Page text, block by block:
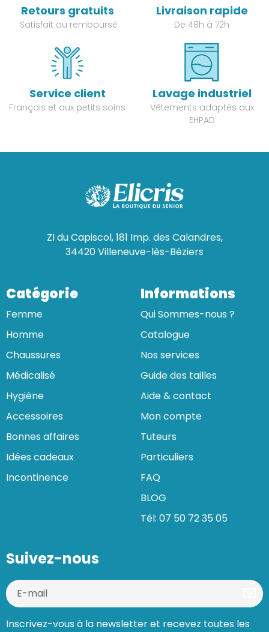
Retours gratuits
Satisfait ou remboursé
Livraison rapide
De 48h à 72h
Service client
Français et aux petits soins
Lavage industriel
Vêtements adaptés aux
EHPAD
ZI du Capiscol, 181 Imp. des Calandres,
34420 Villeneuve-lès-Béziers
Catégorie
Femme
Homme
Chaussures
Médicalisé
Hygiène
Accessoires
Bonnes affaires
Idées cadeaux
Incontinence
Informations
Qui Sommes-nous ?
Catalogue
Nos services
Guide des tailles
Aide & contact
Mon compte
Tuteurs
Particuliers
FAQ
BLOG
Tél: 07 50 72 35 05
Suivez-nous
Inscrivez-vous à la newsletter et recevez toutes les